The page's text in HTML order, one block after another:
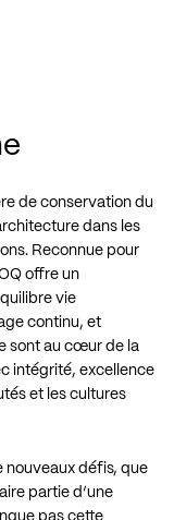
de conservation du
dans les
Reconnue pour
offre un
vie
continu, et
sont au cœur de la
intégrité, excellence
et les cultures
nouveaux défis, que
partie d’une
pas cette